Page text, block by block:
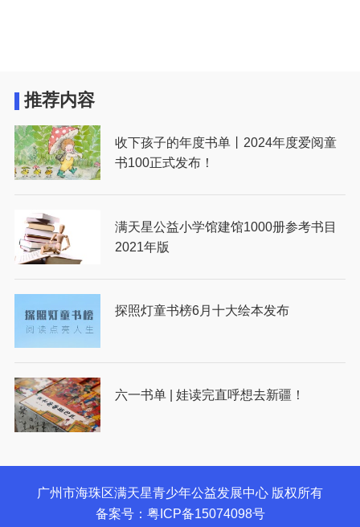
推荐内容
收下孩子的年度书单丨2024年度爱阅童
书100正式发布！
满天星公益小学馆建馆1000册参考书目
2021年版
探照灯童书榜6月十大绘本发布
六一书单 | 娃读完直呼想去新疆！
广州市海珠区满天星青少年公益发展中心 版权所有
备案号：粤ICP备15074098号